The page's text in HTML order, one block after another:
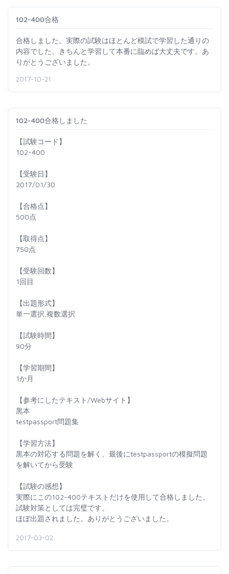
102-400合格
合格しました。実際の試験はほとんど模試で学習した通りの
内容でした。きちんと学習して本番に臨めば大丈夫です。あ
りがとうございました。
2017-10-21
102-400合格しました
【試験コード】
102-400
【受験日】
2017/01/30
【合格点】
500点
【取得点】
750点
【受験回数】
1回目
【出題形式】
単一選択,複数選択
【試験時間】
90分
【学習期間】
1か月
【参考にしたテキスト/Webサイト】
黒本
testpassport問題集
【学習方法】
黒本の対応する問題を解く、最後にtestpassportの模擬問題
を解いてから受験
【試験の感想】
実際にこの102-400テキストだけを使用して合格しました。
試験対策としては完璧です。
ほぼ出題されました。ありがとうございました。
2017-03-02